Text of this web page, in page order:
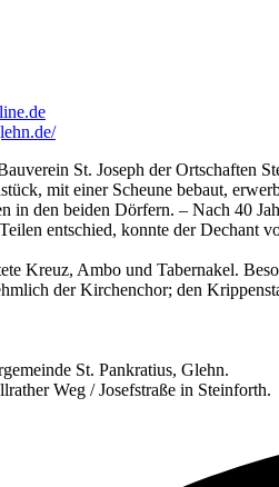
St. Joseph der Ortschaften
mit einer Scheune bebaut,
in den beiden Dörfern. – Nach 40
entschied, konnte der Dechant
Kreuz, Ambo und Tabernakel.
der Kirchenchor; den
St. Pankratius, Glehn.
Weg / Josefstraße in Steinforth.